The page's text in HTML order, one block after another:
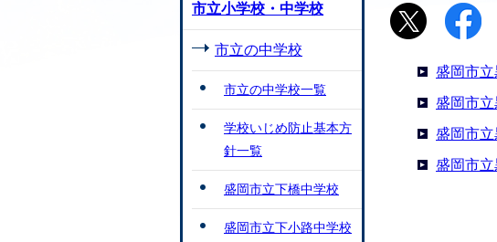
盛岡市
盛岡市
盛岡市
盛岡市
市立小学校・中学校
市立の中学校
市立の中学校一覧
学校いじめ防止基本方
針一覧
盛岡市立下橋中学校
盛岡市立下小路中学校